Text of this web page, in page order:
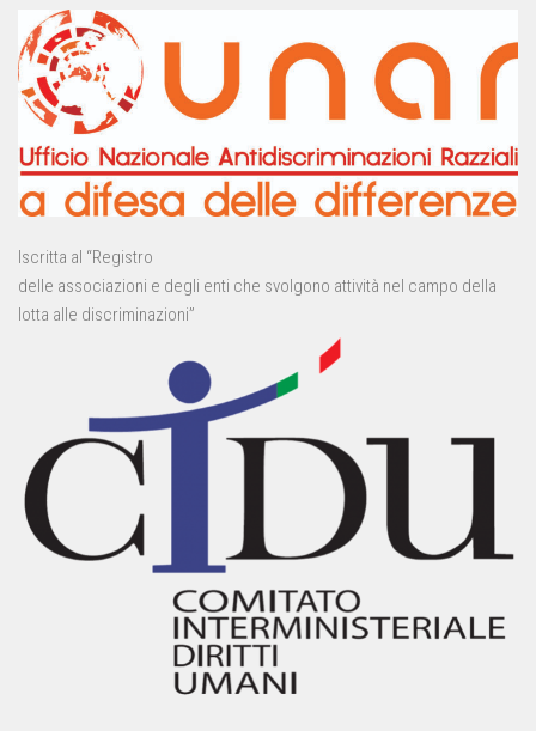
Iscritta al “Registro
delle associazioni e degli enti che svolgono attività nel campo della
lotta alle discriminazioni”